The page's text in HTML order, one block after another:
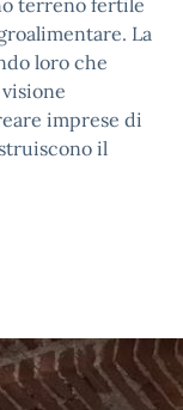
terreno fertile
La
loro che
imprese di
il